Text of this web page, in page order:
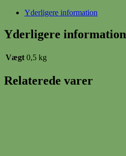
Yderligere information
Yderligere information
Vægt 0,5 kg
Relaterede varer